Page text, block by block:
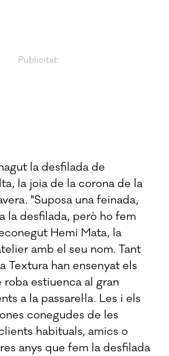
la desfilada de
la joia de la corona de la
"Suposa una feinada,
la desfilada, però ho fem
Hemi Mata, la
amb el seu nom. Tant
Textura han ensenyat els
roba estiuenca al gran
a la passarel·la. Les i els
conegudes de les
habituals, amics o
anys que fem la desfilada